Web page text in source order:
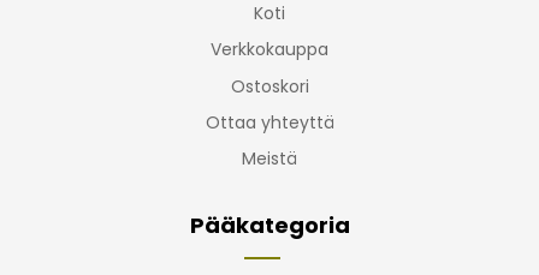
Koti
Verkkokauppa
Ostoskori
Ottaa yhteyttä
Meistä
Pääkategoria